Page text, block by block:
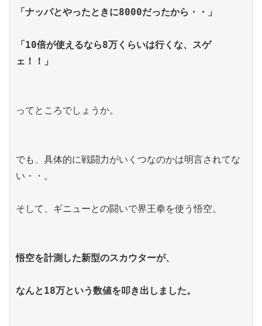
「ナッパとやったときに8000だったから・・」
「10倍が使えるなら8万くらいは行くな、スゲ
ェ！！」
ってところでしょうか。
でも、具体的に戦闘力がいくつなのかは明言されてな
い・・。
そして、ギニューとの闘いで界王拳を使う悟空。
悟空を計測した新型のスカウターが、
なんと18万という数値を叩き出しました。